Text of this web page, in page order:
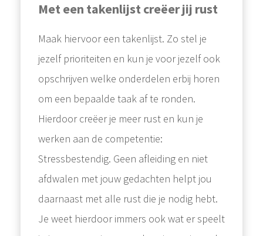
Met een takenlijst creëer jij rust
Maak hiervoor een takenlijst. Zo stel je
jezelf prioriteiten en kun je voor jezelf ook
opschrijven welke onderdelen erbij horen
om een bepaalde taak af te ronden.
Hierdoor creëer je meer rust en kun je
werken aan de competentie:
Stressbestendig. Geen afleiding en niet
afdwalen met jouw gedachten helpt jou
daarnaast met alle rust die je nodig hebt.
Je weet hierdoor immers ook wat er speelt